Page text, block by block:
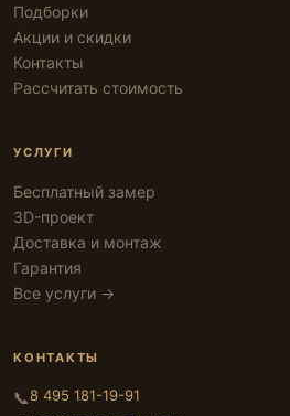
Подборки
Акции и скидки
Контакты
Рассчитать стоимость
УСЛУГИ
Бесплатный замер
3D-проект
Доставка и монтаж
Гарантия
Все услуги →
КОНТАКТЫ
📞8 495 181-19-91